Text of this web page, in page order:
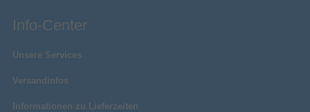
Info-Center
Unsere Services
Versandinfos
Informationen zu Lieferzeiten